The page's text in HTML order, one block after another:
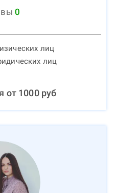
0
лиц
лиц
от 1000руб